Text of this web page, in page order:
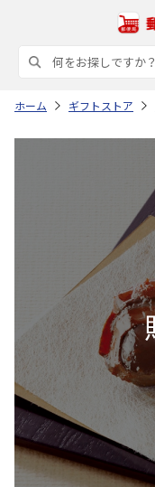
ホーム ギフトストア